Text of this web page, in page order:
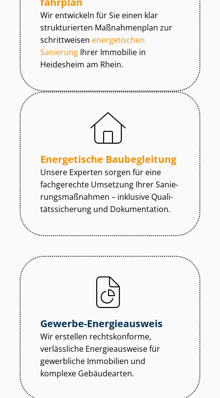
Wir entwickeln für Sie einen klar
strukturierten Maßnahmenplan zur
schrittweisen energetischen
Sanierung Ihrer Immobilie in
Heidesheim am Rhein.
Energetische Baubegleitung
Unsere Experten sorgen für eine
fachgerechte Umsetzung Ihrer Sa­nie­
rungs­maß­nah­men – inklusive Qua­li­
täts­si­che­rung und Dokumentation.
Gewerbe-Energieausweis
Wir erstellen rechtskonforme,
verlässliche Energieausweise für
gewerbliche Immobilien und
komplexe Gebäudearten.